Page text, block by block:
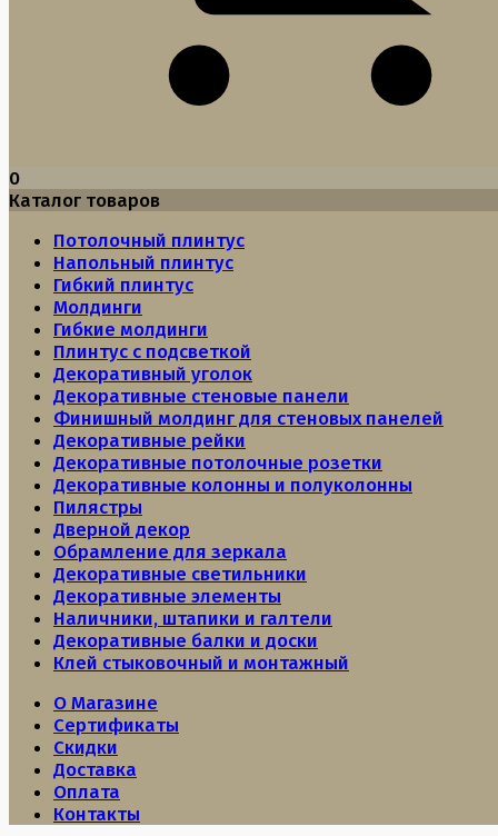
0
Каталог товаров
Потолочный плинтус
Напольный плинтус
Гибкий плинтус
Молдинги
Гибкие молдинги
Плинтус с подсветкой
Декоративный уголок
Декоративные стеновые панели
Финишный молдинг для стеновых панелей
Декоративные рейки
Декоративные потолочные розетки
Декоративные колонны и полуколонны
Пилястры
Дверной декор
Обрамление для зеркала
Декоративные светильники
Декоративные элементы
Наличники, штапики и галтели
Декоративные балки и доски
Клей стыковочный и монтажный
О Магазине
Сертификаты
Скидки
Доставка
Оплата
Контакты